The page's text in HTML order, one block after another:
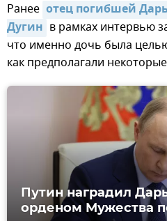
Ранее отец погибшей
Дугин в рамках интервью
что именно дочь была
как предполагали
Путин наградил
орденом Мужества